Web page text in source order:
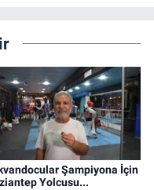
Şampiyona İçin
Yolcusu...